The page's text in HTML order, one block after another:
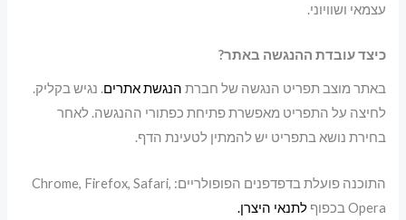
עצמאי ושוויוני.
כיצד עובדת ההנגשה באתר?
באתר מוצב תפריט הנגשה של חברת הנגשת אתרים. נגיש בקליק.
לחיצה על התפריט מאפשרת פתיחת כפתורי ההנגשה. לאחר
בחירת נושא בתפריט יש להמתין לטעינת הדף.
התוכנה פועלת בדפדפנים הפופולריים: Chrome, Firefox, Safari,
Opera בכפוף
לתנאי היצרן.